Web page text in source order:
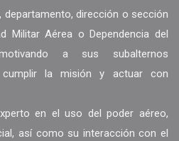
departamento, dirección o sección
Militar Aérea o Dependencia del
a sus subalternos
cumplir la misión y actuar con
en el uso del poder aéreo,
así como su interacción con el